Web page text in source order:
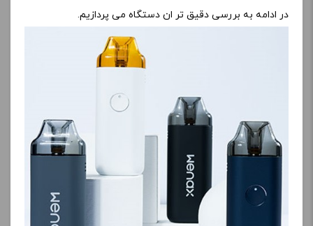
در ادامه به بررسی دقیق تر ان دستگاه می پردازیم.